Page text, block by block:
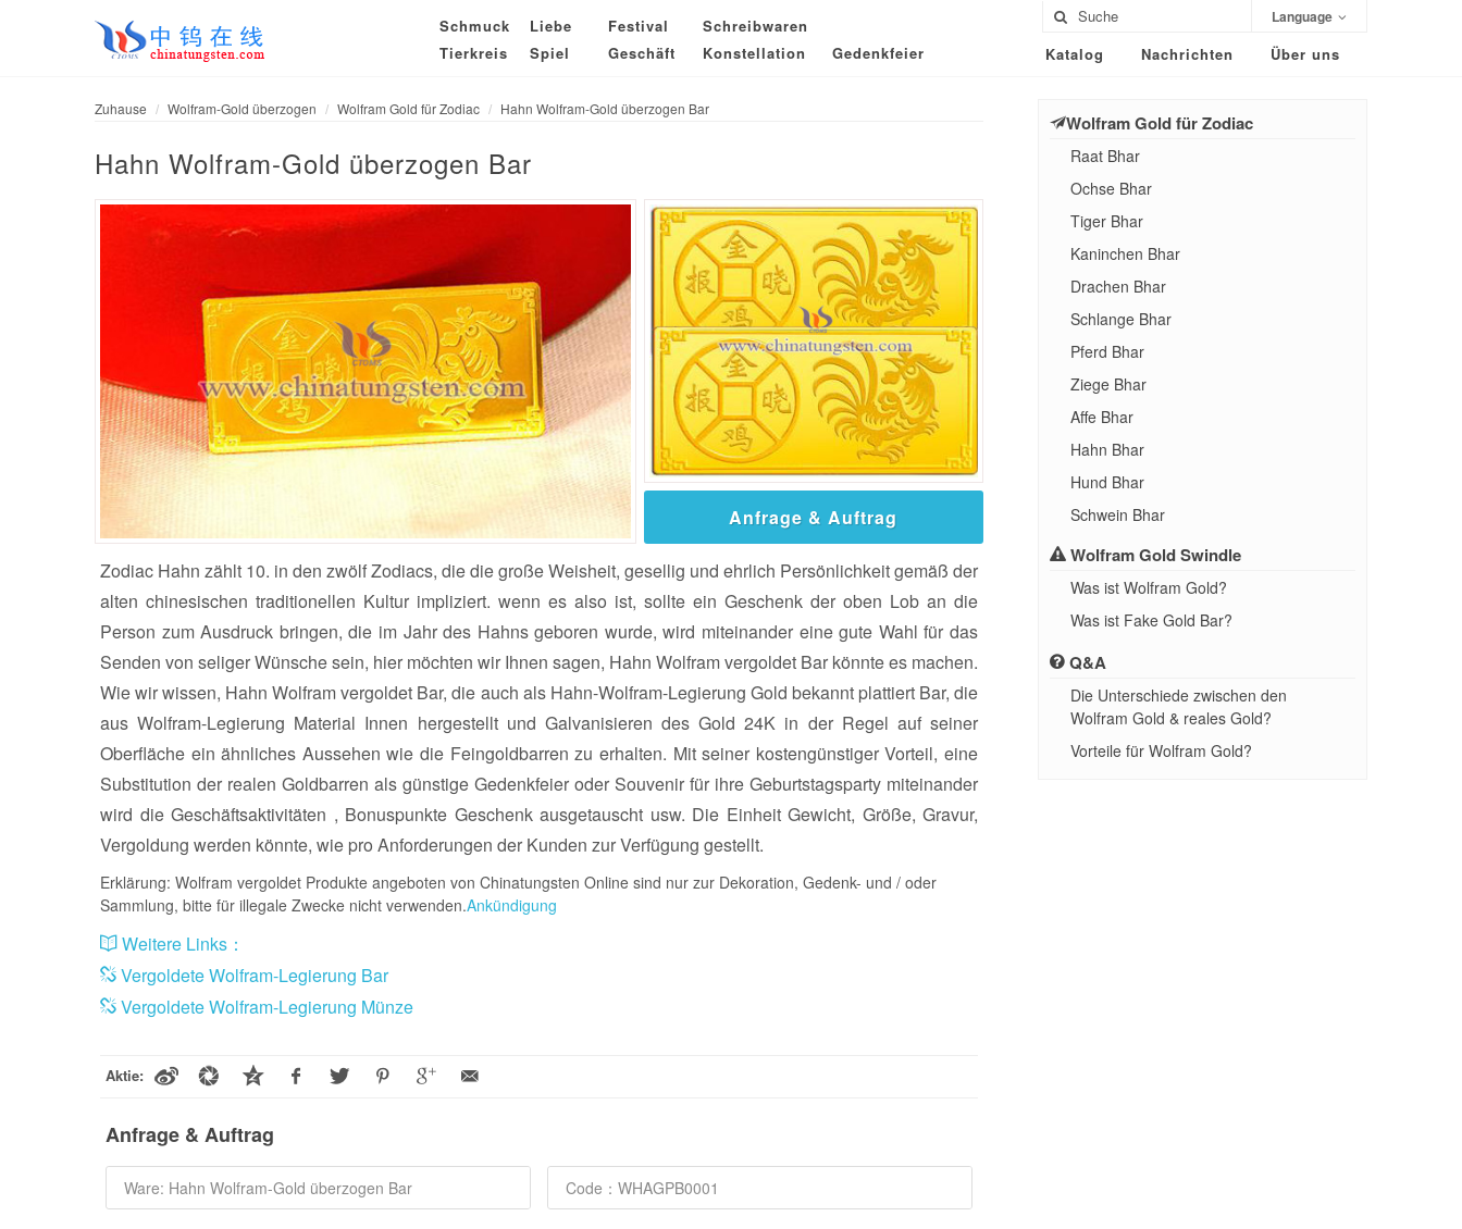
Language
Katalog Nachrichten Über uns
Schmuck Liebe Festival
Schreibwaren
Tierkreis
Spiel Geschäft Konstellation Gedenkfeier
Zuhause Wolfram-Gold überzogen Wolfram Gold für Zodiac Hahn Wolfram-Gold überzogen Bar
Hahn Wolfram-Gold überzogen Bar
Anfrage & Auftrag
Zodiac Hahn zählt 10. in den zwölf Zodiacs, die die große Weisheit, gesellig und ehrlich Persönlichkeit gemäß der
alten chinesischen traditionellen Kultur impliziert. wenn es also ist, sollte ein Geschenk der oben Lob an die
Person zum Ausdruck bringen, die im Jahr des Hahns geboren wurde, wird miteinander eine gute Wahl für das
Senden von seliger Wünsche sein, hier möchten wir Ihnen sagen, Hahn Wolfram vergoldet Bar könnte es machen.
Wie wir wissen, Hahn Wolfram vergoldet Bar, die auch als Hahn-Wolfram-Legierung Gold bekannt plattiert Bar, die
aus Wolfram-Legierung Material Innen hergestellt und Galvanisieren des Gold 24K in der Regel auf seiner
Oberfläche ein ähnliches Aussehen wie die Feingoldbarren zu erhalten. Mit seiner kostengünstiger Vorteil, eine
Substitution der realen Goldbarren als günstige Gedenkfeier oder Souvenir für ihre Geburtstagsparty miteinander
wird die Geschäftsaktivitäten , Bonuspunkte Geschenk ausgetauscht usw. Die Einheit Gewicht, Größe, Gravur,
Vergoldung werden könnte, wie pro Anforderungen der Kunden zur Verfügung gestellt.
Erklärung: Wolfram vergoldet Produkte angeboten von Chinatungsten Online sind nur zur Dekoration, Gedenk- und / oder
Sammlung, bitte für illegale Zwecke nicht verwenden.Ankündigung
Weitere Links：
Vergoldete Wolfram-Legierung Bar
Vergoldete Wolfram-Legierung Münze
Aktie:
Anfrage & Auftrag
Wolfram Gold für Zodiac
Raat Bhar
Ochse Bhar
Tiger Bhar
Kaninchen Bhar
Drachen Bhar
Schlange Bhar
Pferd Bhar
Ziege Bhar
Affe Bhar
Hahn Bhar
Hund Bhar
Schwein Bhar
Wolfram Gold Swindle
Was ist Wolfram Gold?
Was ist Fake Gold Bar?
Q&A
Die Unterschiede zwischen den
Wolfram Gold & reales Gold?
Vorteile für Wolfram Gold?